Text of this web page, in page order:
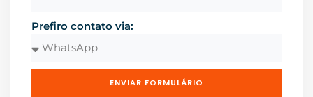
Prefiro contato via:
ENVIAR FORMULÁRIO